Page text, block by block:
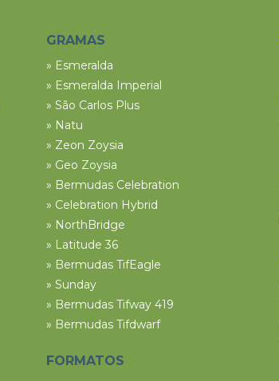
GRAMAS
» Esmeralda
» Esmeralda Imperial
» São Carlos Plus
» Natu
» Zeon Zoysia
» Geo Zoysia
» Bermudas Celebration
» Celebration Hybrid
» NorthBridge
» Latitude 36
» Bermudas TifEagle
» Sunday
» Bermudas Tifway 419
» Bermudas Tifdwarf
FORMATOS